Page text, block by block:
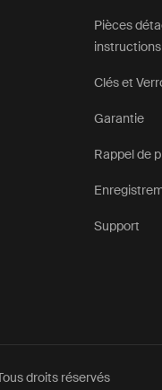
Pièces
instructions
Clés et
Garantie
Rappel de
Support
droits réservés